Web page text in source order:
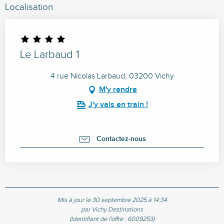
Localisation
Le Larbaud 1
4 rue Nicolas Larbaud, 03200 Vichy
M'y rendre
J'y vais en train !
Contactez-nous
Mis à jour le 30 septembre 2025 à 14:34
par Vichy Destinations
(Identifiant de l'offre : 6009253)